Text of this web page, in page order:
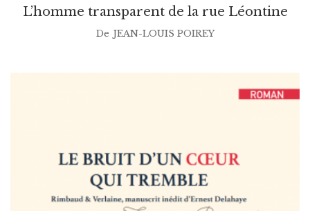
L’homme transparent de la rue Léontine
De JEAN-LOUIS POIREY